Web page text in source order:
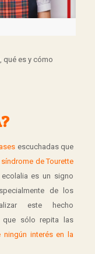
qué es y cómo
escuchadas que
de Tourette
es un signo
de los
este hecho
que sólo repita las
ningún interés en la